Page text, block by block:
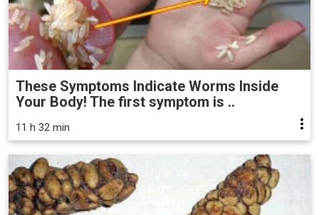
These Symptoms Indicate Worms Inside
Your Body! The first symptom is ..
11 h 32 min